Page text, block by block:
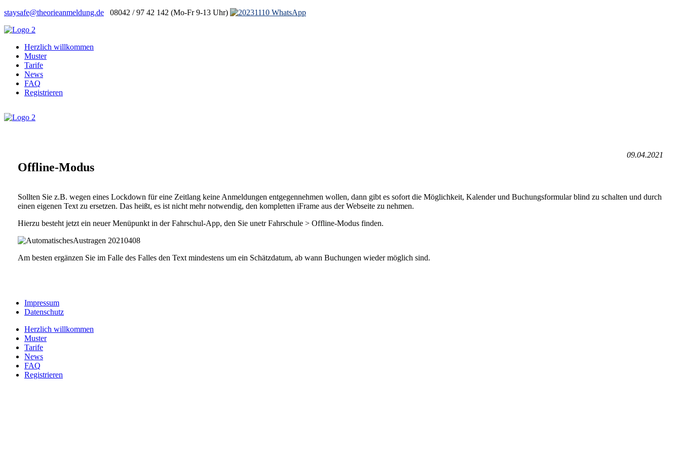
staysafe@theorieanmeldung.de 08042 / 97 42 142 (Mo-Fr 9-13 Uhr)
Herzlich willkommen
Muster
Tarife
News
FAQ
Registrieren
Offline-Modus
09.04.2021
Sollten Sie z.B. wegen eines Lockdown für eine Zeitlang keine Anmeldungen entgegennehmen wollen, dann gibt es sofort die Möglichkeit, Kalender und Buchungsformular blind zu schalten und durch
einen eigenen Text zu ersetzen. Das heißt, es ist nicht mehr notwendig, den kompletten iFrame aus der Webseite zu nehmen.
Hierzu besteht jetzt ein neuer Menüpunkt in der Fahrschul-App, den Sie unetr Fahrschule > Offline-Modus finden.
Am besten ergänzen Sie im Falle des Falles den Text mindestens um ein Schätzdatum, ab wann Buchungen wieder möglich sind.
Impressum
Datenschutz
Herzlich willkommen
Muster
Tarife
News
FAQ
Registrieren